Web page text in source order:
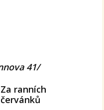
41/
Za ranních
červánků